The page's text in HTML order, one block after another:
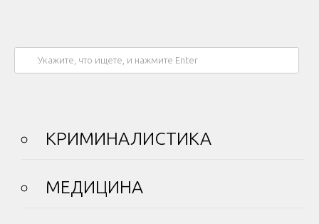
КРИМИНАЛИСТИКА
МЕДИЦИНА